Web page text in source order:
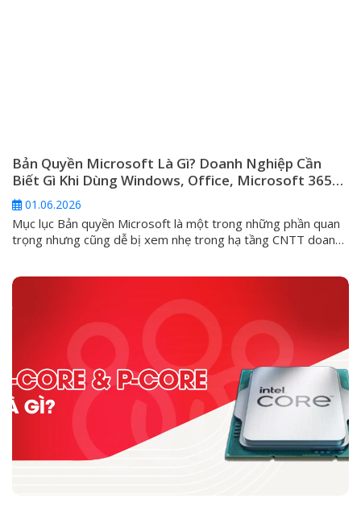
Bản Quyền Microsoft Là Gì? Doanh Nghiệp Cần
Biết Gì Khi Dùng Windows, Office, Microsoft 365
Và Windows Server
01.06.2026
Mục lục Bản quyền Microsoft là một trong những phần quan
trọng nhưng cũng dễ bị xem nhẹ trong hạ tầng CNTT doanh
không, hoặc server có chạy được phần mềm nội bộ...